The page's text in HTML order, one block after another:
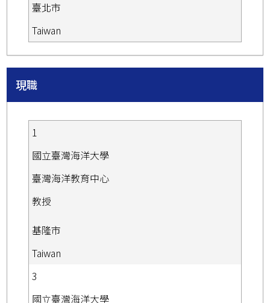
臺北市
Taiwan
現職
1
國立臺灣海洋大學
臺灣海洋教育中心
教授
基隆市
Taiwan
3
國立臺灣海洋大學